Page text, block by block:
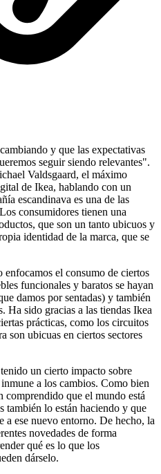
y que las expectativas
seguir siendo relevantes".
Valdsgaard, el máximo
de Ikea, hablando con un
escandinava es una de las
consumidores tienen una
que son un tanto ubicuos y
identidad de la marca, que se
el consumo de ciertos
funcionales y baratos se hayan
damos por sentadas) y también
Ha sido gracias a las tiendas Ikea
prácticas, como los circuitos
son ubicuas en ciertos sectores
un cierto impacto sobre
a los cambios. Como bien
que el mundo está
también lo están haciendo y que
a ese nuevo entorno. De hecho, la
novedades de forma
qué es lo que los
dárselo.